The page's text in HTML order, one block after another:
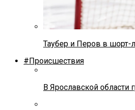
Таубер и Перов в шорт-
#Происшествия
В Ярославской области